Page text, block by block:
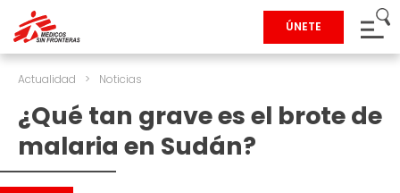
ÚNETE
Actualidad > Noticias
¿Qué tan grave es el brote de
malaria en Sudán?